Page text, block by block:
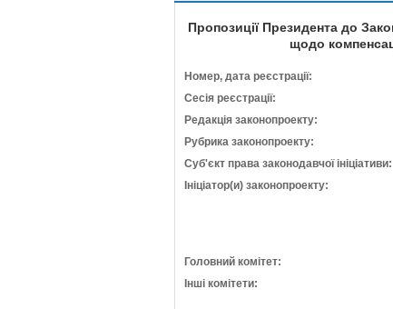
Пропозиції Президента до
щодо
Номер, дата реєстрації:
Сесія реєстрації:
Редакція законопроекту:
Рубрика законопроекту:
Суб'єкт права законодавчої ініціативи:
Ініціатор(и) законопроекту:
Головний комітет:
Інші комітети: